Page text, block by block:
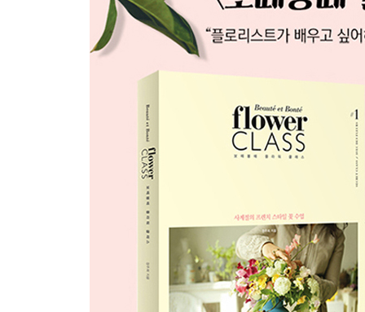
AUTUMN FLOWER CLASS
15 Delicieux repas 가을 테이블로의 초대
16 Ma premiere couronne 나의 첫 번째 리스
Flower Story ‘추억’을 떠올리게 하는 유칼립투스
18 Couronne antique 시간을 담은 빈티지 리스
19 Bouquet sauvage 정원을 내 품 안에
20 Mon coeur 마음을 전하는 하트 센터피스
WINTER FLOWER CLASS
21 Noel magique! 크리스마스의 마법 같은 트리
22 Bouquet classique 겨울 초입에 봄을 느낄 수 있
Flower Story 사랑스러운 라넌큘러스와 아이비
23 Bon anniversaire 생일을 축하합니다
24 Corbeille de fleur 프렌치 틴 바스켓